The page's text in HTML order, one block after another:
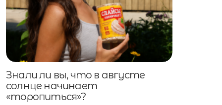
Знали ли вы, что в августе
солнце начинает
«торопиться»?